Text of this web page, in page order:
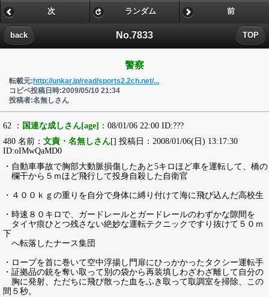
No.7833
back TOP
次 ランダム 前
警察
転載元: http://unkar.jp/read/sports2.2ch.net/...
コピペ投稿日時:2009/05/10 21:34
投稿者:名無しさん
62 ： 国連な成しさん[age] ：08/01/06 22:00 ID:???
480 名前： 文責・名無しさん[] 投稿日：2008/01/06(日) 13:17:30
ID:oIMwQaMD0
・自動車事故で胸部大動脈損傷したあと5キロほど車を運転して、橋の
欄干から５ｍほど飛行して投身自殺した自衛官
・４００ｋｇの重りを自分で身体に縛り付けて海に飛び込んだ高校生
・時速８０キロで、ガードレールとガードレールのわずかな隙間を
タイヤ痕ひとつ残さない絶妙な運転テクニックですり抜けて５０ｍ
下
へ転落したナース集団
・ロープを首に巻いて空中浮揚し門扉にひっかかったタクシー運転手
・証拠品の銃を奪い取って別の袋から再装填しわざわざ離して自分の
胸に発射、ただちに飛び散った血をふき取って取調室を掃除、この
間５秒。